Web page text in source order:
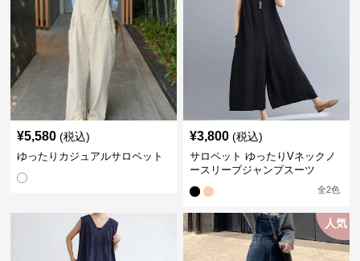
¥5,580 (税込)
ゆったりカジュアルサロペット
¥3,800 (税込)
サロペット ゆったりVネックノ
ースリーブジャンプスーツ
全2色
人気